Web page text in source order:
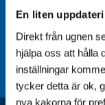
En liten
Direkt från ugnen
hjälpa oss att hålla
inställningar
tycker detta är ok,
nya kakorna för